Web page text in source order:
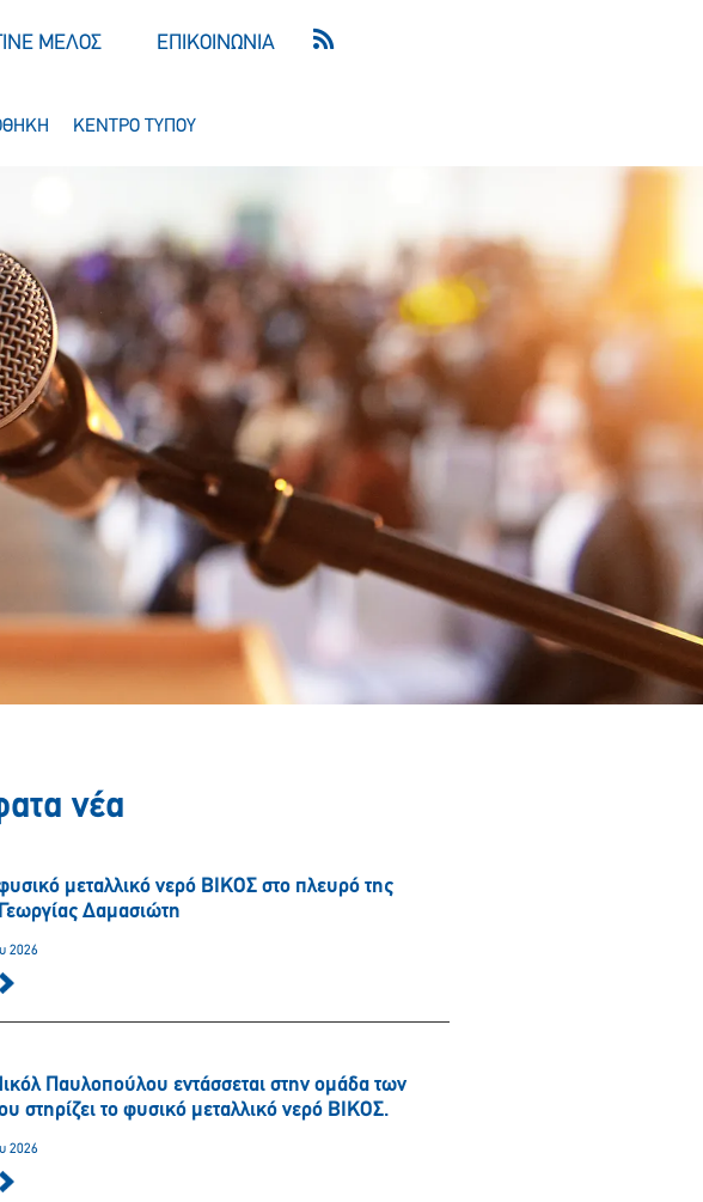
ΜΕΛΟΣ ΕΠΙΚΟΙΝΩΝΙΑ
ΚΕΝΤΡΟ ΤΥΠΟΥ
νέα
μεταλλικό νερό ΒΙΚΟΣ στο πλευρό της
Δαμασιώτη
2026
Παυλοπούλου εντάσσεται στην ομάδα των
στηρίζει το φυσικό μεταλλικό νερό ΒΙΚΟΣ.
2026